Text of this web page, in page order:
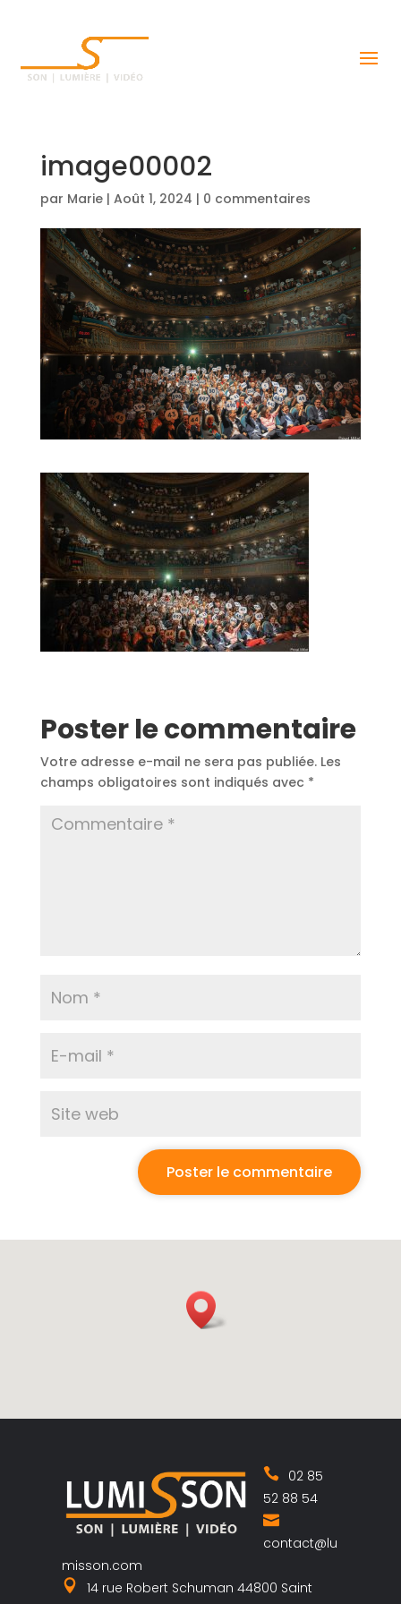
image00002
par Marie| Août 1, 2024 | 0 commentaires
Poster le commentaire
Votre adresse e-mail ne sera pas publiée. Les
champs obligatoires sont indiqués avec *
02 85
52 88 54
contact@lu
misson.com
14 rue Robert Schuman 44800 Saint